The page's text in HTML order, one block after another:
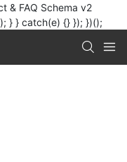
& FAQ Schema v2
} } catch(e) {} }); })();